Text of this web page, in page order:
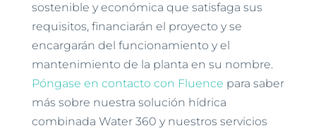
sostenible y económica que satisfaga sus
requisitos, financiarán el proyecto y se
encargarán del funcionamiento y el
mantenimiento de la planta en su nombre.
Póngase en contacto con Fluence para saber
más sobre nuestra solución hídrica
combinada Water 360 y nuestros servicios